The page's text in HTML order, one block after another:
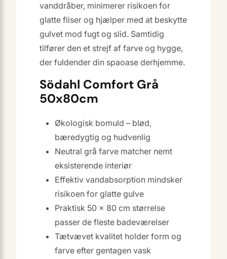
vanddråber, minimerer risikoen for
glatte fliser og hjælper med at beskytte
gulvet mod fugt og slid. Samtidig
tilfører den et strejf af farve og hygge,
der fuldender din spaoase derhjemme.
Södahl Comfort Grå
50x80cm
Økologisk bomuld – blød,
bæredygtig og hudvenlig
Neutral grå farve matcher nemt
eksisterende interiør
Effektiv vandabsorption mindsker
risikoen for glatte gulve
Praktisk 50 × 80 cm størrelse
passer de fleste badeværelser
Tætvævet kvalitet holder form og
farve efter gentagen vask